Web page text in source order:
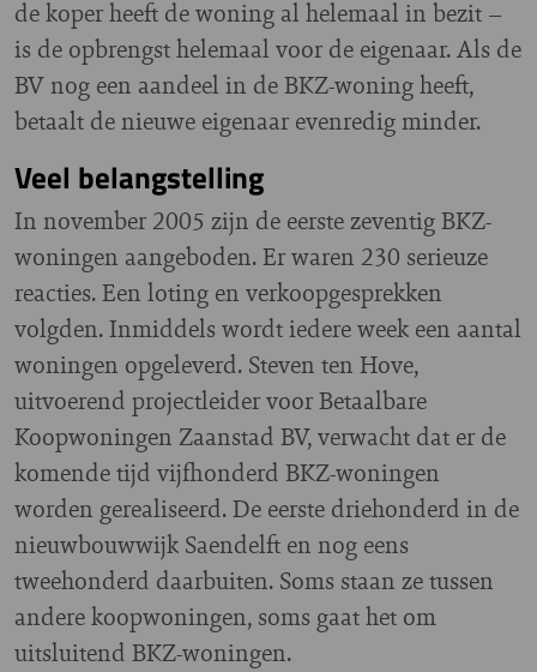
de koper heeft de woning al helemaal in bezit –
is de opbrengst helemaal voor de eigenaar. Als de
BV nog een aandeel in de BKZ-woning heeft,
betaalt de nieuwe eigenaar evenredig minder.
Veel belangstelling
In november 2005 zijn de eerste zeventig BKZ-
woningen aangeboden. Er waren 230 serieuze
reacties. Een loting en verkoopgesprekken
volgden. Inmiddels wordt iedere week een aantal
woningen opgeleverd. Steven ten Hove,
uitvoerend projectleider voor Betaalbare
Koopwoningen Zaanstad BV, verwacht dat er de
komende tijd vijfhonderd BKZ-woningen
worden gerealiseerd. De eerste driehonderd in de
nieuwbouwwijk Saendelft en nog eens
tweehonderd daarbuiten. Soms staan ze tussen
andere koopwoningen, soms gaat het om
uitsluitend BKZ-woningen.